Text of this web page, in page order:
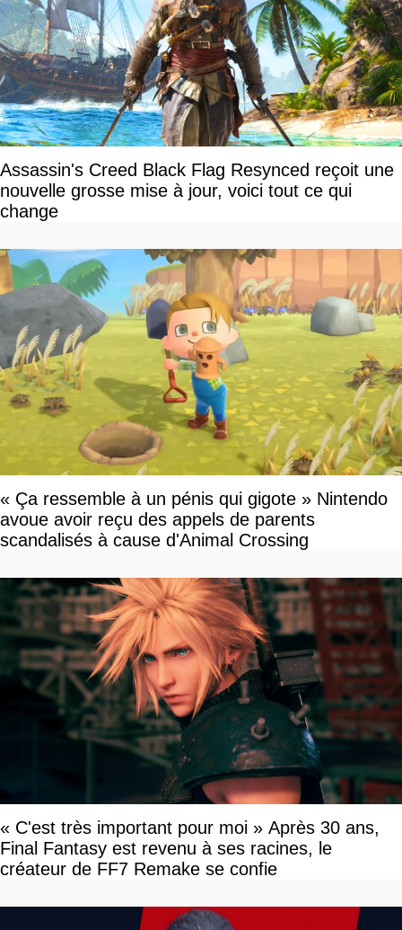
Assassin's Creed Black Flag Resynced reçoit une
nouvelle grosse mise à jour, voici tout ce qui
change
« Ça ressemble à un pénis qui gigote » Nintendo
avoue avoir reçu des appels de parents
scandalisés à cause d'Animal Crossing
« C'est très important pour moi » Après 30 ans,
Final Fantasy est revenu à ses racines, le
créateur de FF7 Remake se confie